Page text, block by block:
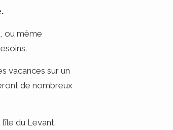
ou même
vacances sur un
de nombreux
du Levant.